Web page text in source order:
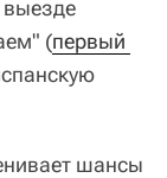
выезде
(первый
шансы